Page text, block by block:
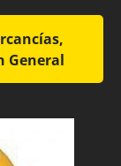
General